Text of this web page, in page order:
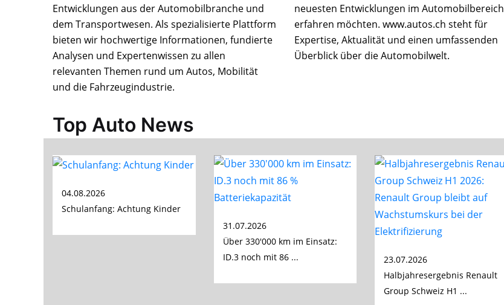
Entwicklungen aus der Automobilbranche und
dem Transport­wesen. Als spezialisierte Plattform
bieten wir hochwertige Informationen, fundierte
Analysen und Expertenwissen zu allen
relevanten Themen rund um Autos, Mobilität
und die Fahrzeugindustrie.
neuesten Entwicklungen im Automobilbereich
erfahren möchten. www.autos.ch steht für
Expertise, Aktualität und einen umfassenden
Überblick über die Automobilwelt.
Top Auto News
04.08.2026
Schulanfang: Achtung Kinder
31.07.2026
Über 330'000 km im Einsatz:
ID.3 noch mit 86 ...
23.07.2026
Halbjahresergebnis Renault
Group Schweiz H1 ...